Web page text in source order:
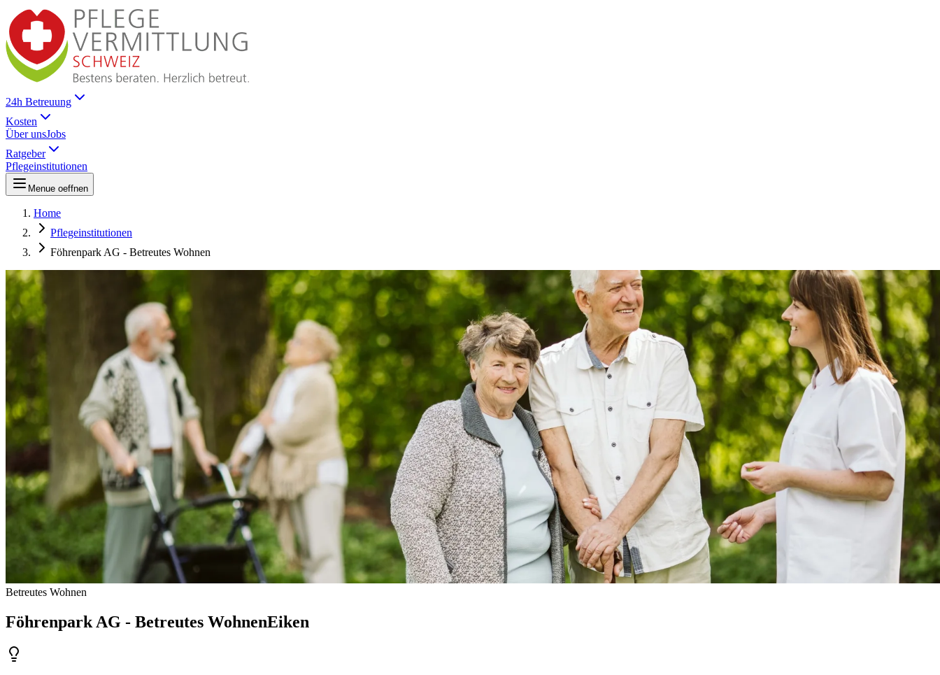
24h Betreuung
Kosten
Über unsJobs
Ratgeber
Pflegeinstitutionen
Menue oeffnen
Home
Pflegeinstitutionen
Föhrenpark AG - Betreutes Wohnen
Betreutes Wohnen
Föhrenpark AG - Betreutes WohnenEiken